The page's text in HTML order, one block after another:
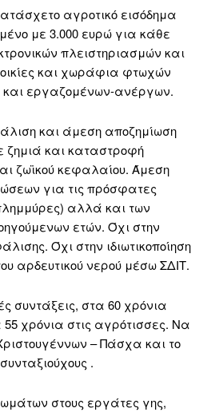
αγροτικό εισόδημα
με 3.000 ευρώ για κάθε
πλειστηριασμών και
και χωράφια φτωχών
εργαζομένων-ανέργων.
και άμεση αποζημίωση
ζημιά και καταστροφή
ζωϊκού κεφαλαίου. Άμεση
για τις πρόσφατες
αλλά και των
ετών. Όχι στην
Όχι στην ιδιωτικοποίηση
αρδευτικού νερού μέσω ΣΔΙΤ.
συντάξεις, στα 60 χρόνια
χρόνια στις αγρότισσες. Να
– Πάσχα και το
.
στους εργάτες γης,